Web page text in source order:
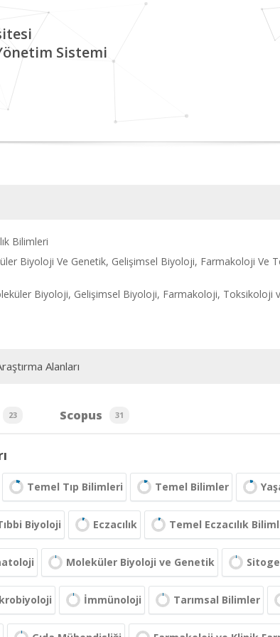
Sistemi
Bilimleri
Biyoloji Ve Genetik, Gelişimsel Biyoloji, Farmakoloji Ve
Biyoloji, Gelişimsel Biyoloji, Farmakoloji, Toksikoloji
Alanları
23 Scopus 31
Temel Tıp Bilimleri Temel Bilimler
Biyoloji Eczacılık Temel Eczacılık
Moleküler Biyoloji ve Genetik
İmmünoloji Tarımsal Bilimler